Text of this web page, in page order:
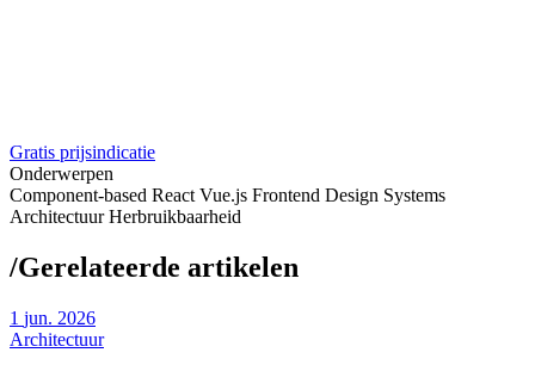
Gratis prijsindicatie
Onderwerpen
Component-based React Vue.js Frontend Design Systems
Architectuur Herbruikbaarheid
/Gerelateerde artikelen
1 jun. 2026
Architectuur